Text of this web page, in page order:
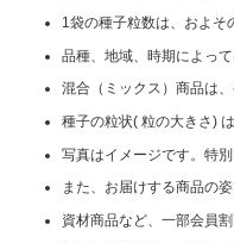
1袋の種子粒数は、およそ
品種、地域、時期によっ
混合（ミックス）商品は
種子の粒状( 粒の大きさ)
写真はイメージです。特
また、お届けする商品の
資材商品など、一部会員